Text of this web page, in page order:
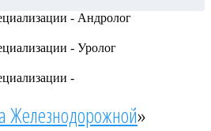
- Андролог
- Уролог
-
Железнодорожной»